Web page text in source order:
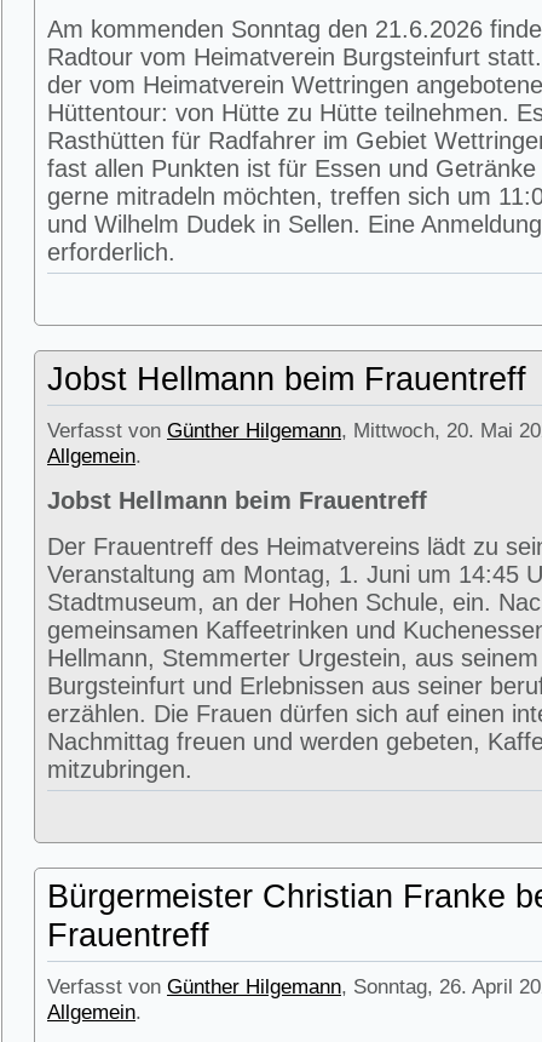
Am kommenden Sonntag den 21.6.2026
Radtour vom Heimatverein Burgsteinfurt
der vom Heimatverein Wettringen
Hüttentour: von Hütte zu Hütte teilnehmen.
Rasthütten für Radfahrer im Gebiet
fast allen Punkten ist für Essen und
gerne mitradeln möchten, treffen sich um
und Wilhelm Dudek in Sellen. Eine
erforderlich.
Jobst Hellmann beim Frauentreff
Verfasst von Günther Hilgemann, Mittwoch, 20. Mai
Allgemein.
Jobst Hellmann beim Frauentreff
Der Frauentreff des Heimatvereins lädt zu
Veranstaltung am Montag, 1. Juni um 14:45
Stadtmuseum, an der Hohen Schule, ein.
gemeinsamen Kaffeetrinken und
Hellmann, Stemmerter Urgestein, aus
Burgsteinfurt und Erlebnissen aus seiner
erzählen. Die Frauen dürfen sich auf einen
Nachmittag freuen und werden gebeten,
mitzubringen.
Bürgermeister Christian Franke
Frauentreff
Verfasst von Günther Hilgemann, Sonntag, 26. April
Allgemein.